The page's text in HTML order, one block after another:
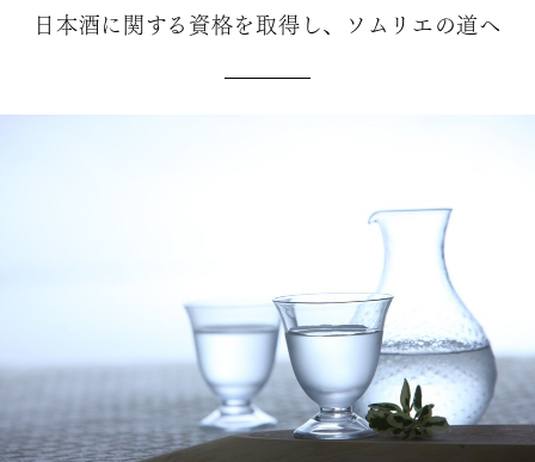
日本酒に関する資格を取得し、ソムリエの道へ